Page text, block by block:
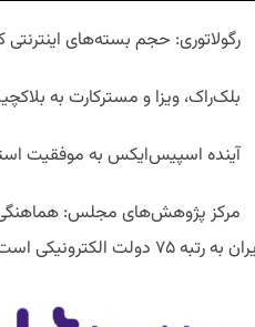
رگولاتوری: حجم بسته‌های
بلک‌راک، ویزا و مسترکارت به
آینده اسپیس‌ایکس به موفقیت
مرکز پژوهش‌های مجلس:
به رتبه ۷۵ دولت الکترونیکی است